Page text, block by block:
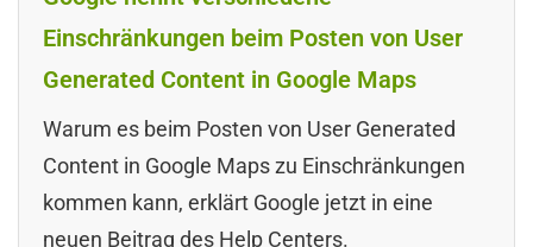
Einschränkungen beim Posten von User
Generated Content in Google Maps
Warum es beim Posten von User Generated
Content in Google Maps zu Einschränkungen
kommen kann, erklärt Google jetzt in eine
neuen Beitrag des Help Centers.